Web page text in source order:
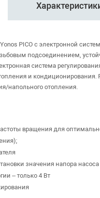
PICO с электронной
подсоединением,
система
и
напольного отопления.
вращения для
значения напора
– только 4 Вт